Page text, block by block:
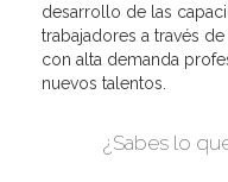
desarrollo de las
trabajadores a través
con alta demanda
nuevos talentos.
¿Sabes lo